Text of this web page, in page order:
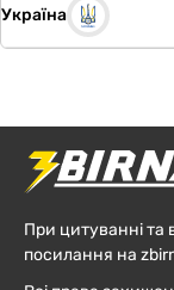
Україна
При цитуванні та
посилання на